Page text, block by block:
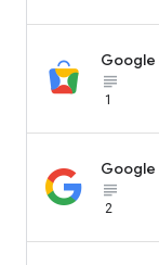
Google
1
Google
2